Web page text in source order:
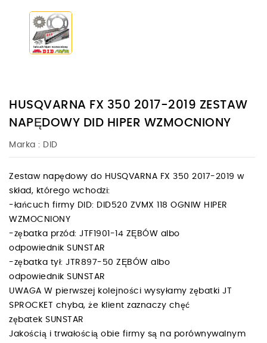
HUSQVARNA FX 350 2017-2019 ZESTAW
NAPĘDOWY DID HIPER WZMOCNIONY
Marka : DID
Zestaw napędowy do HUSQVARNA FX 350 2017-2019 w
skład, którego wchodzi:
-łańcuch firmy DID: DID520 ZVMX 118 OGNIW HIPER
WZMOCNIONY
-zębatka przód: JTF1901-14 ZĘBÓW albo
odpowiednik SUNSTAR
-zębatka tył: JTR897-50 ZĘBÓW albo
odpowiednik SUNSTAR
UWAGA W pierwszej kolejności wysyłamy zębatki JT
SPROCKET chyba, że klient zaznaczy chęć
zębatek SUNSTAR
Jakością i trwałością obie firmy są na porównywalnym